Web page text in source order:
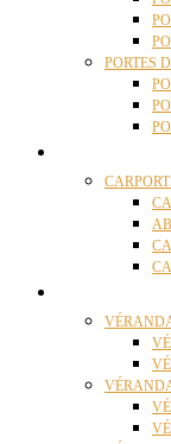
PORTES